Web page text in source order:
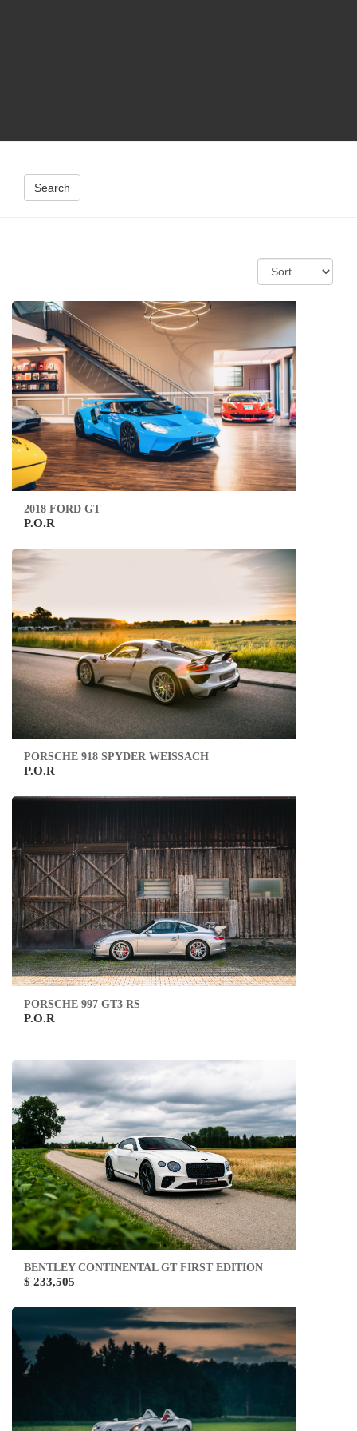
Search
2018 FORD GT
P.O.R
PORSCHE 918 SPYDER WEISSACH
P.O.R
PORSCHE 997 GT3 RS
P.O.R
BENTLEY CONTINENTAL GT FIRST EDITION
$ 233,505